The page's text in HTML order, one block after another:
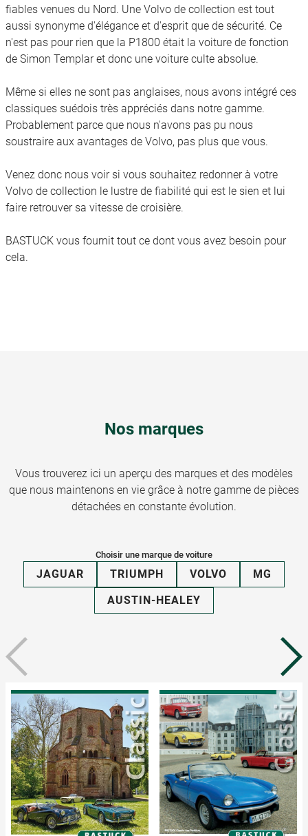
fiables venues du Nord. Une Volvo de collection est tout
aussi synonyme d'élégance et d'esprit que de sécurité. Ce
n'est pas pour rien que la P1800 était la voiture de fonction
de Simon Templar et donc une voiture culte absolue.
Même si elles ne sont pas anglaises, nous avons intégré ces
classiques suédois très appréciés dans notre gamme.
Probablement parce que nous n'avons pas pu nous
soustraire aux avantages de Volvo, pas plus que vous.
Venez donc nous voir si vous souhaitez redonner à votre
Volvo de collection le lustre de fiabilité qui est le sien et lui
faire retrouver sa vitesse de croisière.
BASTUCK vous fournit tout ce dont vous avez besoin pour
cela.
Nos marques
Vous trouverez ici un aperçu des marques et des modèles
que nous maintenons en vie grâce à notre gamme de pièces
détachées en constante évolution.
Choisir une marque de voiture
JAGUAR TRIUMPH VOLVO
MG
AUSTIN-HEALEY